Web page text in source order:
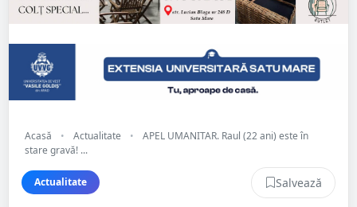
Acasă • Actualitate •
APEL UMANITAR. Raul (22 ani) este în
stare gravă! ...
Actualitate Salvează